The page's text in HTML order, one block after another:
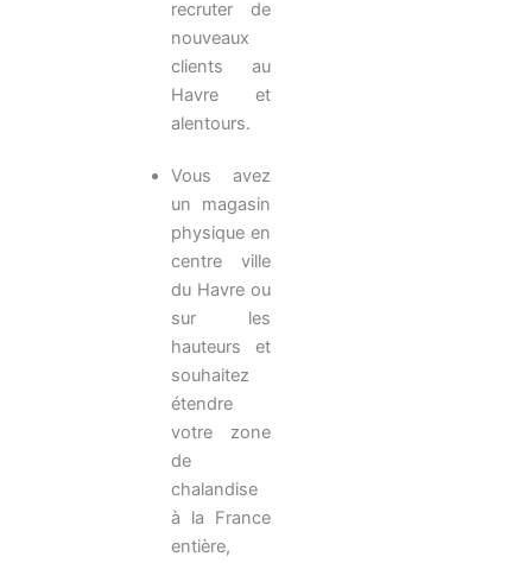
recruter de
nouveaux
clients au
Havre et
alentours.
Vous avez
un magasin
physique en
centre ville
du Havre ou
sur les
hauteurs et
souhaitez
étendre
votre zone
de
chalandise
à la France
entière,